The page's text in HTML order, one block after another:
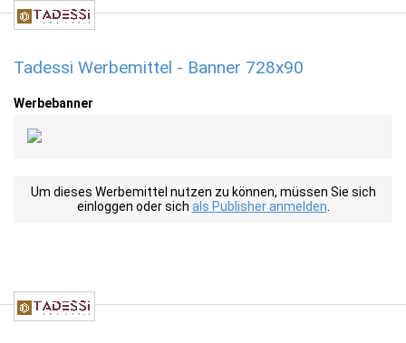
Tadessi Werbemittel - Banner 728x90
Werbebanner
Um dieses Werbemittel nutzen zu können, müssen Sie sich
einloggen oder sich als Publisher anmelden